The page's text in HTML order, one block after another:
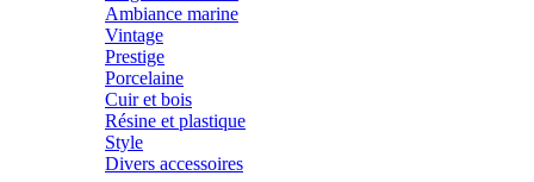
Ambiance marine
Vintage
Prestige
Porcelaine
Cuir et bois
Résine et plastique
Style
Divers accessoires